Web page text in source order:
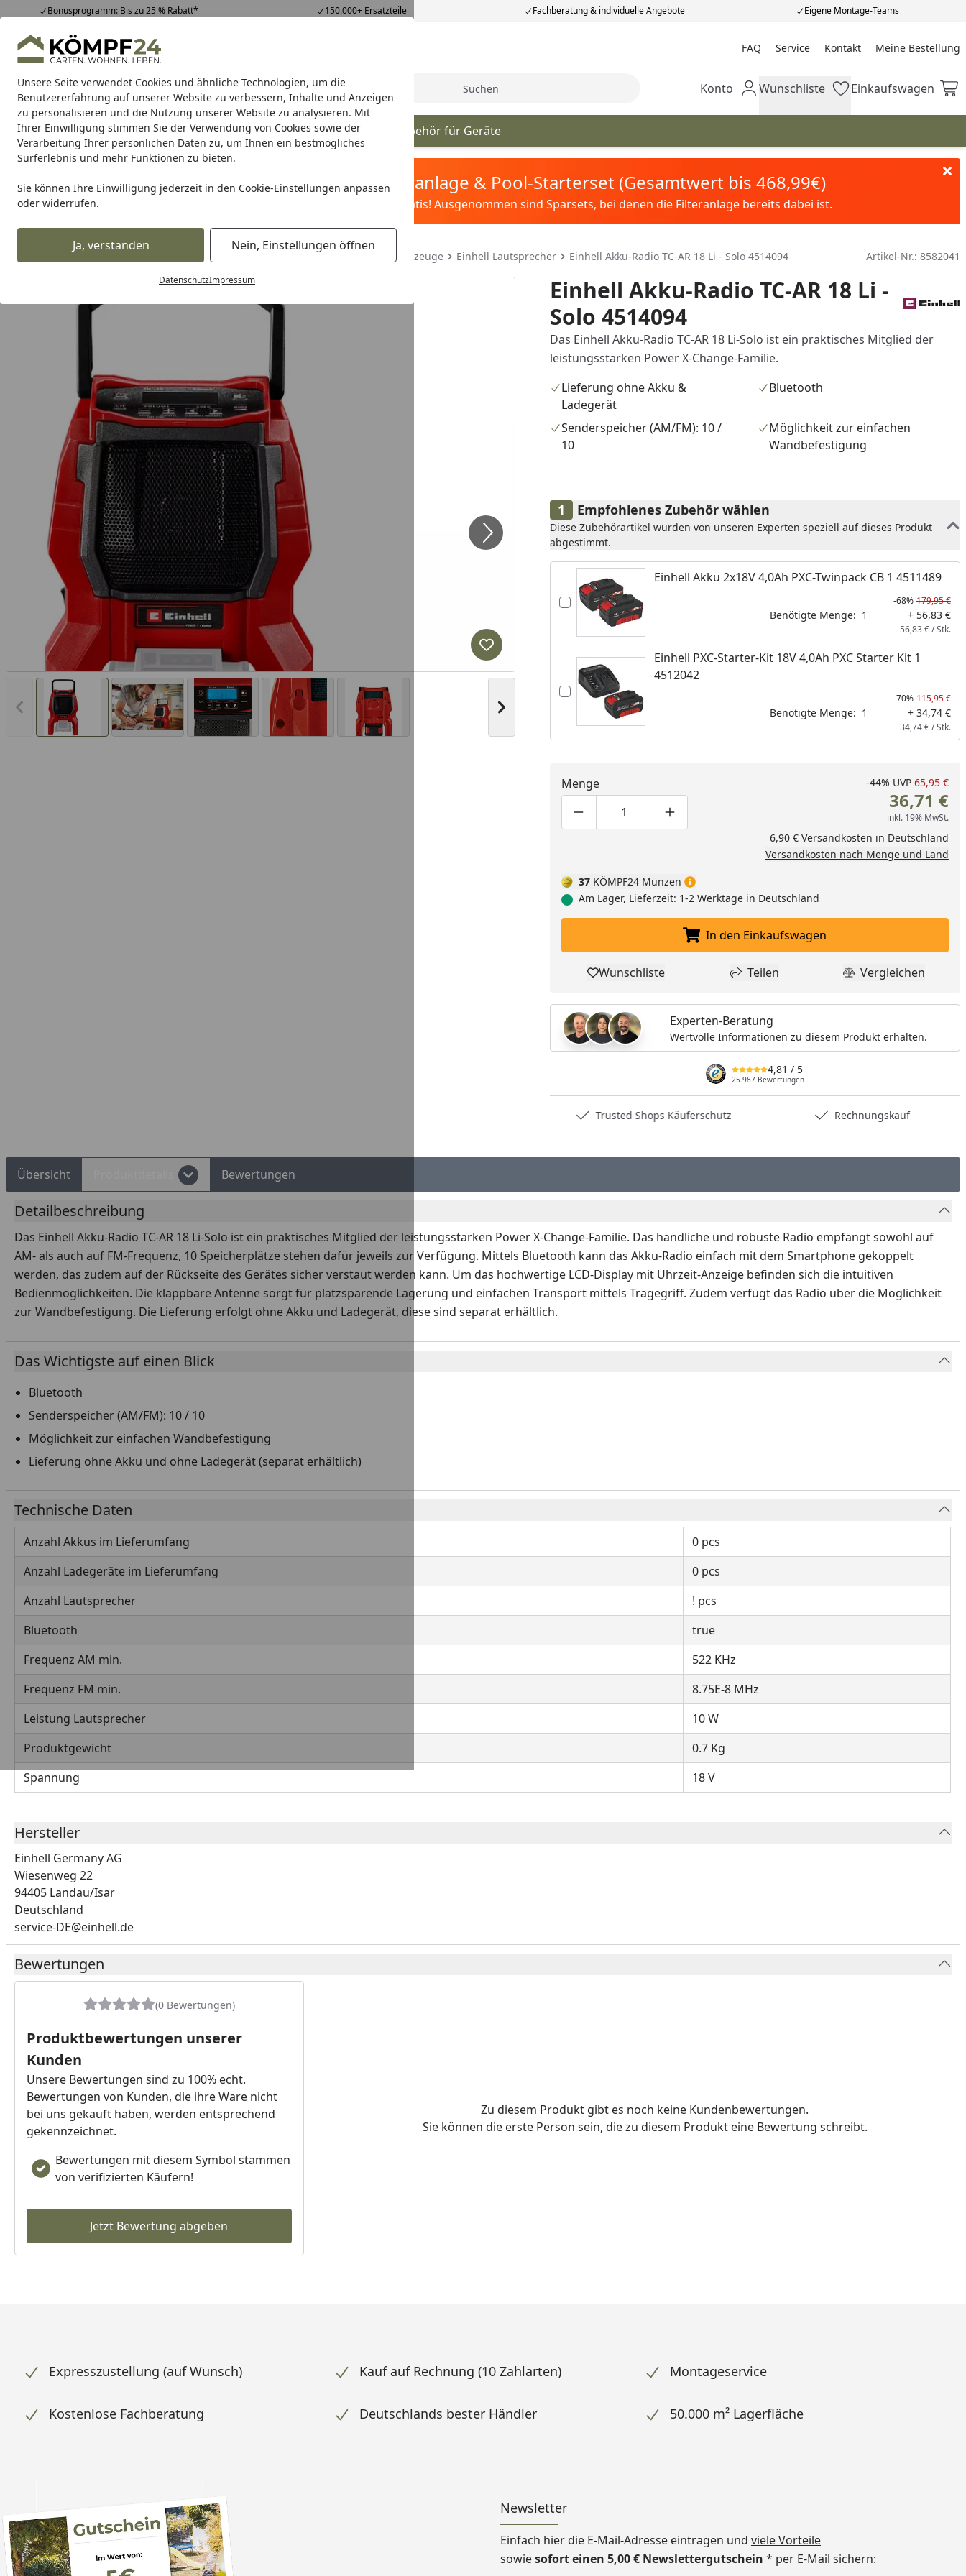
Unsere Seite verwendet Cookies und ähnliche Technologien, um die
Benutzererfahrung auf unserer Website zu verbessern, Inhalte und Anzeigen
zu personalisieren und die Nutzung unserer Website zu analysieren. Mit
Ihrer Einwilligung stimmen Sie der Verwendung von Cookies sowie der
Verarbeitung Ihrer persönlichen Daten zu, um Ihnen ein bestmögliches
Surferlebnis und mehr Funktionen zu bieten.
Sie können Ihre Einwilligung jederzeit in den Cookie-Einstellungen anpassen
oder widerrufen.
Ja, verstanden Nein, Einstellungen öffnen
DatenschutzImpressum
Bonusprogramm: Bis zu 25 % Rabatt* 150.000+ Ersatzteile Fachberatung & individuelle Angebote Eigene Montage-Teams
Hotline07051 / 9 22 22
Mo-Fr. 8-16 Uhr 25.987 Bewertungen FAQ Service Kontakt Meine Bestellung
Meine Bestellung
Alle Produkte
Alle ProdukteHighlights Tipps & Tricks Suche Mein Konto
Konto Wunschliste
Wunschliste Einkaufswagen
Einkaufswagen
Einhell Einhell Werkzeuge Gartengeräte & Gartenmaschinen Zubehör für Geräte
Karibu Pools inkl. gratis Sandfilteranlage & Pool-Starterset (Gesamtwert bis 468,99€)
Dein Traumpool im Sorglos-Paket: Filter&Pflege gratis! Ausgenommen sind Sparsets, bei denen die Filteranlage bereits dabei ist.
Einhell Elektrowerkzeuge Weitere Einhell Werkzeuge Einhell Lautsprecher Einhell Akku-Radio TC-AR 18 Li - Solo 4514094 Artikel-Nr.: 8582041
Vorheriges Bild anzeigen Nächstes Bild anzeigen
Produkt zur Wunschliste hinzufügen
Einhell Akku-Radio TC-AR 18 Li -
Solo 4514094
Das Einhell Akku-Radio TC-AR 18 Li-Solo ist ein praktisches Mitglied der
leistungsstarken Power X-Change-Familie.
Lieferung ohne Akku &
Ladegerät
Bluetooth
Senderspeicher (AM/FM): 10 /
10
Möglichkeit zur einfachen
Wandbefestigung
Empfohlenes Zubehör wählen
Diese Zubehörartikel wurden von unseren Experten speziell auf dieses Produkt
abgestimmt.
Einhell Akku 2x18V 4,0Ah PXC-Twinpack CB 1 4511489
-68% 179,95 €
Benötigte Menge: 1 + 56,83 €
56,83 € / Stk.
Einhell PXC-Starter-Kit 18V 4,0Ah PXC Starter Kit 1
4512042
-70% 115,95 €
Benötigte Menge: 1 + 34,74 €
34,74 € / Stk.
Menge
Produktmenge um eins verringern
Produktmenge manuell eingeben
Produktmenge um eins erhöhen
-44% UVP 65,95 €
36,71 €
inkl. 19% MwSt.
6,90 € Versandkosten in Deutschland
Versandkosten nach Menge und Land
37 KÖMPF24 Münzen
Am Lager, Lieferzeit: 1-2 Werktage in Deutschland
In den Einkaufswagen legen
In den Einkaufswagen
Produkt zur Wunschliste hinzufügen
Wunschliste Teilen
Teilen Produkt
Vergleichen
Experten-Beratung
Wertvolle Informationen zu diesem Produkt erhalten.
4,81 / 5
25.987 Bewertungen
Trusted Shops Käuferschutz Rechnungskauf
Übersicht Bewertungen
Detailbeschreibung
Das Einhell Akku-Radio TC-AR 18 Li-Solo ist ein praktisches Mitglied der leistungsstarken Power X-Change-Familie. Das handliche und robuste Radio empfängt sowohl auf
AM- als auch auf FM-Frequenz, 10 Speicherplätze stehen dafür jeweils zur Verfügung. Mittels Bluetooth kann das Akku-Radio einfach mit dem Smartphone gekoppelt
werden, das zudem auf der Rückseite des Gerätes sicher verstaut werden kann. Um das hochwertige LCD-Display mit Uhrzeit-Anzeige befinden sich die intuitiven
Bedienmöglichkeiten. Die klappbare Antenne sorgt für platzsparende Lagerung und einfachen Transport mittels Tragegriff. Zudem verfügt das Radio über die Möglichkeit
zur Wandbefestigung. Die Lieferung erfolgt ohne Akku und Ladegerät, diese sind separat erhältlich.
Das Wichtigste auf einen Blick
Bluetooth
Senderspeicher (AM/FM): 10 / 10
Möglichkeit zur einfachen Wandbefestigung
Lieferung ohne Akku und ohne Ladegerät (separat erhältlich)
Technische Daten
Anzahl Akkus im Lieferumfang
0 pcs
Anzahl Ladegeräte im Lieferumfang
0 pcs
Anzahl Lautsprecher
! pcs
Bluetooth
true
Frequenz AM min.
522 KHz
Frequenz FM min.
8.75E-8 MHz
Leistung Lautsprecher
10 W
Produktgewicht
0.7 Kg
Spannung
18 V
Hersteller
Einhell Germany AG
Wiesenweg 22
94405 Landau/Isar
Deutschland
service-DE@einhell.de
Bewertungen
(0 Bewertungen)
Produktbewertungen unserer
Kunden
Unsere Bewertungen sind zu 100% echt.
Bewertungen von Kunden, die ihre Ware nicht
bei uns gekauft haben, werden entsprechend
gekennzeichnet.
Bewertungen mit diesem Symbol stammen
von verifizierten Käufern!
Jetzt Bewertung abgeben
Zu diesem Produkt gibt es noch keine Kundenbewertungen.
Sie können die erste Person sein, die zu diesem Produkt eine Bewertung schreibt.
Expresszustellung (auf Wunsch) Kauf auf Rechnung (10 Zahlarten) Montageservice
Kostenlose Fachberatung Deutschlands bester Händler 50.000 m² Lagerfläche
Newsletter
Einfach hier die E-Mail-Adresse eintragen und viele Vorteile
sowiesofort einen 5,00 € Newslettergutschein * per E-Mail sichern: